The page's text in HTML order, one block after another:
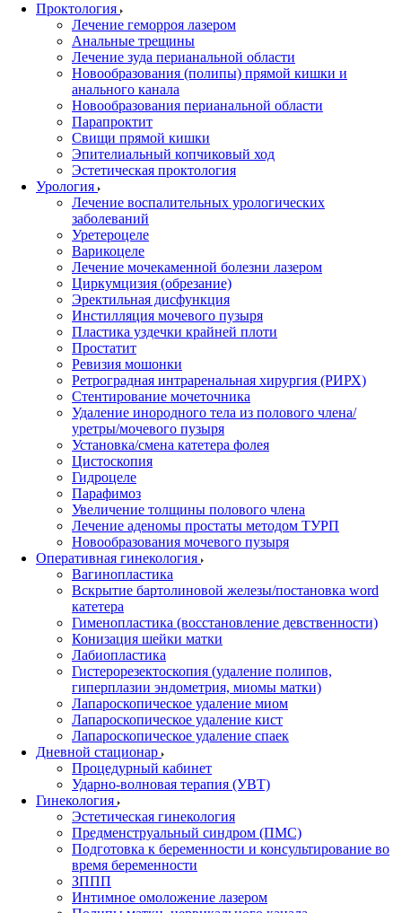
Проктология
Лечение геморроя лазером
Анальные трещины
Лечение зуда перианальной области
Новообразования (полипы) прямой кишки и
анального канала
Новообразования перианальной области
Парапроктит
Свищи прямой кишки
Эпителиальный копчиковый ход
Эстетическая проктология
Урология
Лечение воспалительных урологических
заболеваний
Уретероцеле
Варикоцеле
Лечение мочекаменной болезни лазером
Циркумцизия (обрезание)
Эректильная дисфункция
Инстилляция мочевого пузыря
Пластика уздечки крайней плоти
Простатит
Ревизия мошонки
Ретроградная интраренальная хирургия (РИРХ)
Стентирование мочеточника
Удаление инородного тела из полового члена/
уретры/мочевого пузыря
Установка/смена катетера фолея
Цистоскопия
Гидроцеле
Парафимоз
Увеличение толщины полового члена
Лечение аденомы простаты методом ТУРП
Новообразования мочевого пузыря
Оперативная гинекология
Вагинопластика
Вскрытие бартолиновой железы/постановка word
катетера
Гименопластика (восстановление девственности)
Конизация шейки матки
Лабиопластика
Гистерорезектоскопия (удаление полипов,
гиперплазии эндометрия, миомы матки)
Лапароскопическое удаление миом
Лапароскопическое удаление кист
Лапароскопическое удаление спаек
Дневной стационар
Процедурный кабинет
Ударно-волновая терапия (УВТ)
Гинекология
Эстетическая гинекология
Предменструальный синдром (ПМС)
Подготовка к беременности и консультирование во
время беременности
ЗППП
Интимное омоложение лазером